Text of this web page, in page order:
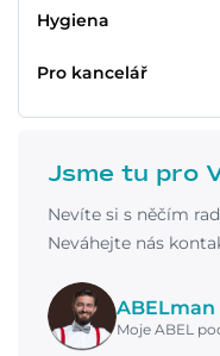
Hygiena
Pro kancelář
Jsme tu pro
Nevíte si s něčím
Neváhejte nás
ABELman
Moje ABEL